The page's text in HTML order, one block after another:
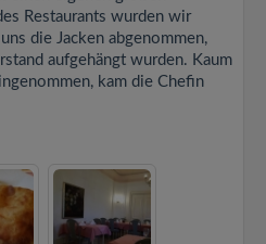
Restaurants wurden wir
die Jacken abgenommen,
aufgehängt wurden. Kaum
kam die Chefin